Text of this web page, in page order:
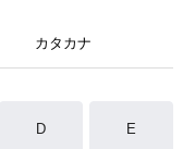
カタカナ
D E